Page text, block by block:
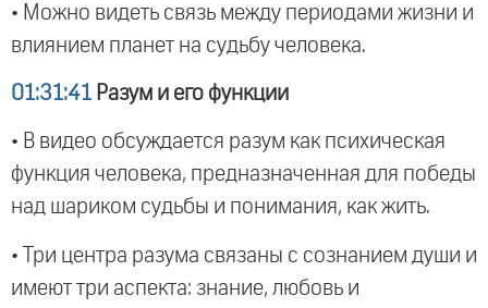
• Можно видеть связь между периодами жизни и
влиянием планет на судьбу человека.
01:31:41 Разум и его функции
• В видео обсуждается разум как психическая
функция человека, предназначенная для победы
над шариком судьбы и понимания, как жить.
• Три центра разума связаны с сознанием души и
имеют три аспекта: знание, любовь и